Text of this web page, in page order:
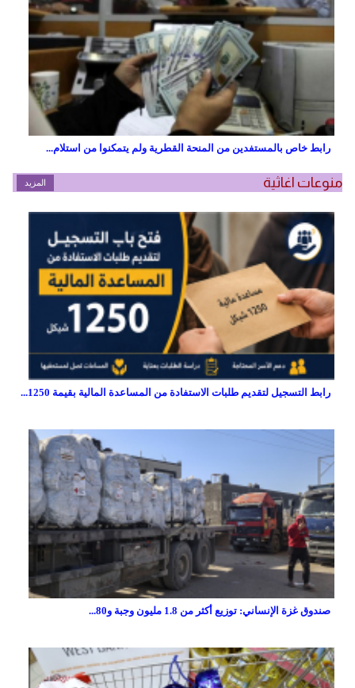
رابط خاص بالمستفدين من المنحة القطرية ولم يتمكنوا من استلام...
منوعات اغاثية المزيد
رابط التسجيل لتقديم طلبات الاستفادة من المساعدة المالية بقيمة 1250...
صندوق غزة الإنساني: توزيع أكثر من 1.8 مليون وجبة و80...